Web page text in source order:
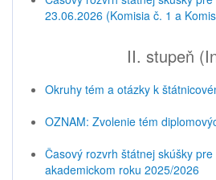
23.06.2026 (Komisia č. 1 a
II. stupeň
Okruhy tém a otázky k
OZNAM: Zvolenie tém
Časový rozvrh štátnej skúšky
akademickom roku 2025/2026